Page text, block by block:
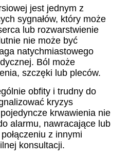
jest jednym z
sygnałów, który może
lub rozwarstwienie
nie może być
natychmiastowego
Ból może
szczęki lub pleców.
obfity i trudny do
kryzys
krwawienia nie
alarmu, nawracające lub
z innymi
konsultacji.